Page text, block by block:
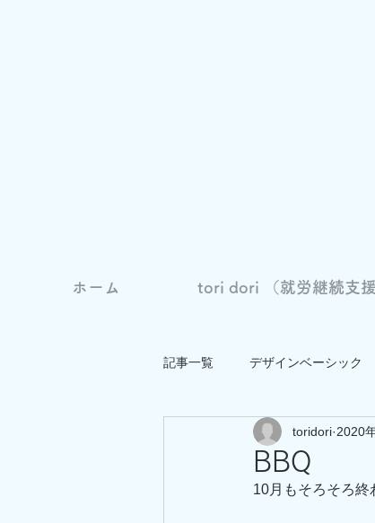
ホーム tori dori （就労継続支
記事一覧 デザインベーシック
BBQ
toridori 2020
10月もそろそろ終